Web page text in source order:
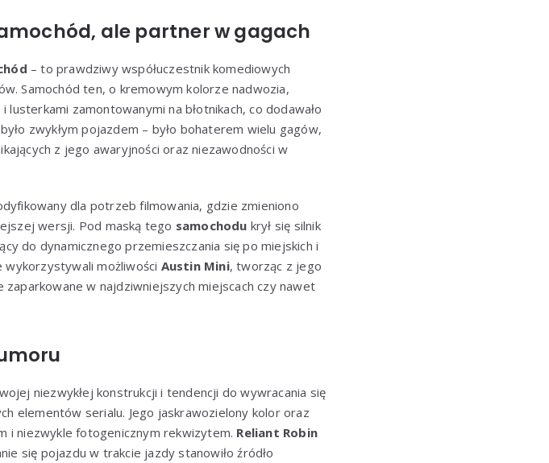
ale partner w gagach
– to prawdziwy współuczestnik komediowych
Samochód ten, o kremowym kolorze nadwozia,
lusterkami zamontowanymi na błotnikach, co dodawało
zwykłym pojazdem – było bohaterem wielu gagów,
z jego awaryjności oraz niezawodności w
dla potrzeb filmowania, gdzie zmieniono
wersji. Pod maską tego samochodu krył się silnik
do dynamicznego przemieszczania się po miejskich i
wykorzystywali możliwości Austin Mini, tworząc z jego
w najdziwniejszych miejscach czy nawet
niezwykłej konstrukcji i tendencji do wywracania się
elementów serialu. Jego jaskrawozielony kolor oraz
i niezwykle fotogenicznym rekwizytem. Reliant Robin
się pojazdu w trakcie jazdy stanowiło źródło